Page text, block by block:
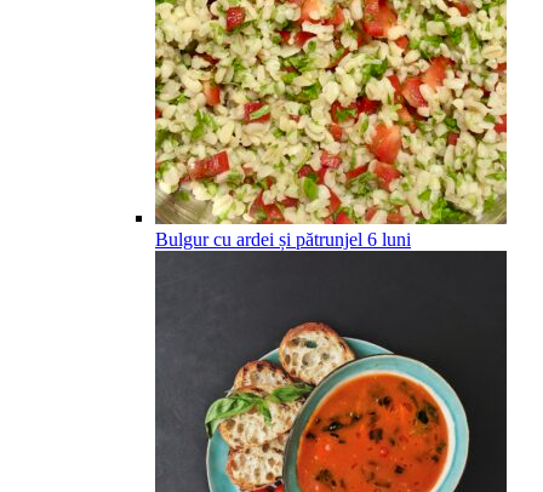
Bulgur cu ardei și pătrunjel 6 luni